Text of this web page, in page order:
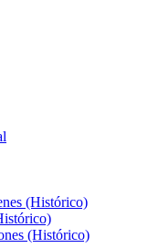
(Histórico)
(Histórico)